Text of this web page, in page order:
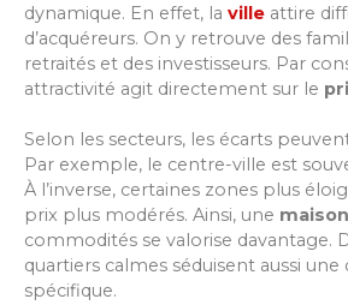
dynamique. En effet, la ville attire
d’acquéreurs. On y retrouve des
retraités et des investisseurs. Par
attractivité agit directement sur le
Selon les secteurs, les écarts
Par exemple, le centre-ville est
À l’inverse, certaines zones plus
prix plus modérés. Ainsi, une
commodités se valorise davantage.
quartiers calmes séduisent aussi une
spécifique.